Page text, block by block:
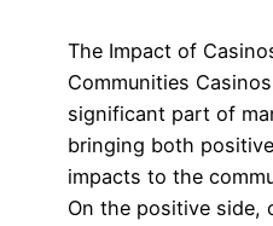
The Impact of
Communities
significant part of
bringing both
impacts to the
On the positive side,